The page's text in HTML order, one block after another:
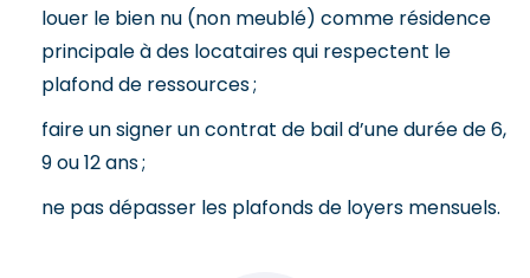
louer le bien nu (non meublé) comme résidence
principale à des locataires qui respectent le
plafond de ressources ;
faire un signer un contrat de bail d’une durée de 6,
9 ou 12 ans ;
ne pas dépasser les plafonds de loyers mensuels.